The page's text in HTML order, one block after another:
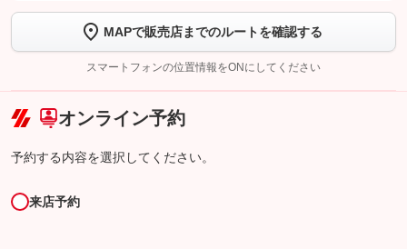
トーク画面で
ボタンをタップして問い合わせを
完了してください。
こちら
MAPで販売店までのルートを確認する
スマートフォンの位置情報をONにしてください
オンライン予約
予約する内容を選択してください。
来店予約